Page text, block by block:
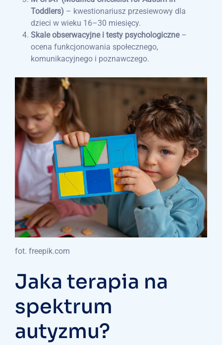
Toddlers) – kwestionariusz przesiewowy dla
dzieci w wieku 16–30 miesięcy.
Skale obserwacyjne i testy psychologiczne–
ocena funkcjonowania społecznego,
komunikacyjnego i poznawczego.
fot. freepik.com
Jaka terapia na
spektrum
autyzmu?